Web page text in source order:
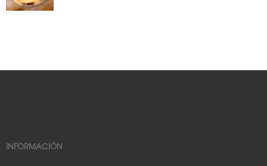
INFORMACIÓN